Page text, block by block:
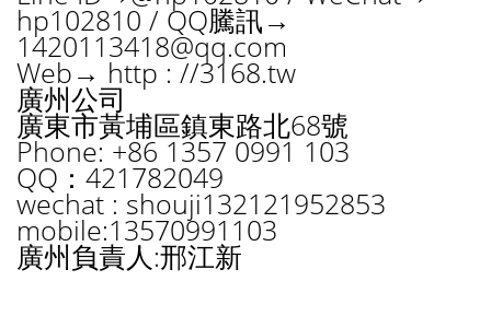
hp102810 / QQ騰訊→
1420113418@qq.com
Web→ http : //3168.tw
廣州公司
廣東市黃埔區鎮東路北68號
Phone: +86 1357 0991 103
QQ：421782049
wechat : shouji132121952853
mobile:13570991103
廣州負責人:邢江新